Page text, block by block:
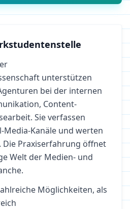
unterstützen
bei der internen
Content-
Sie verfassen
Media-Kanäle und werten
Die Praxiserfahrung öffnet
Welt der Medien- und
Möglichkeiten, als